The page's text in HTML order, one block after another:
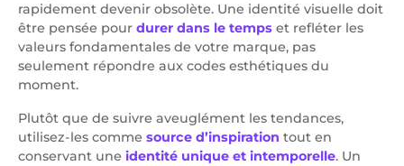
rapidement devenir obsolète. Une identité visuelle doit
être pensée pour durer dans le temps et refléter les
valeurs fondamentales de votre marque, pas
seulement répondre aux codes esthétiques du
moment.
Plutôt que de suivre aveuglément les tendances,
utilisez-les comme source d’inspiration tout en
conservant une identité unique et intemporelle. Un